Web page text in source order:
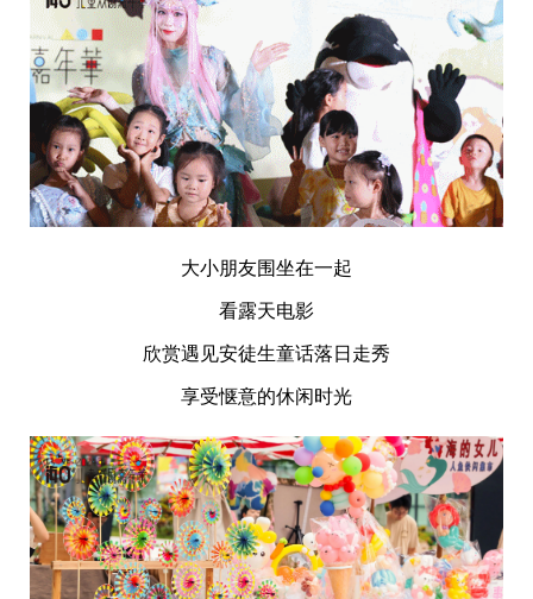
大小朋友围坐在一起
看露天电影
欣赏遇见安徒生童话落日走秀
享受惬意的休闲时光